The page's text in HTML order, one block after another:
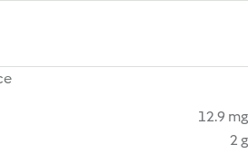
12.9 mg
2 g